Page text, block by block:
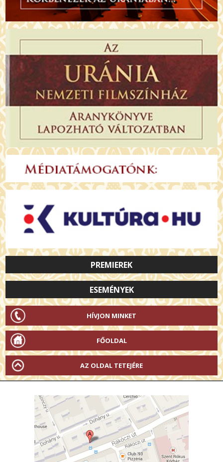
PREMIEREK
ESEMÉNYEK
HÍVJON MINKET
FŐOLDAL
AZ OLDAL TETEJÉRE